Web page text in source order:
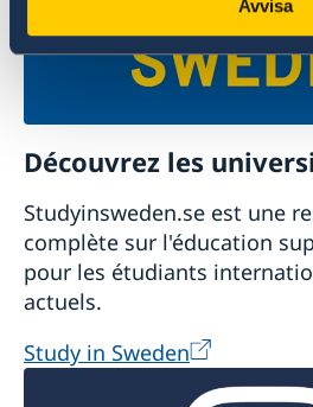
Avvisa
Découvrez les
Studyinsweden.se est une
complète sur l'éducation
pour les étudiants
actuels.
Study in Sweden